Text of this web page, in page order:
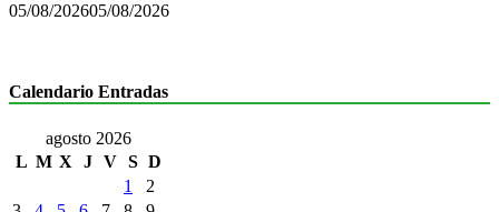
05/08/202605/08/2026
Calendario Entradas
agosto 2026
L M X J V S D
1
2